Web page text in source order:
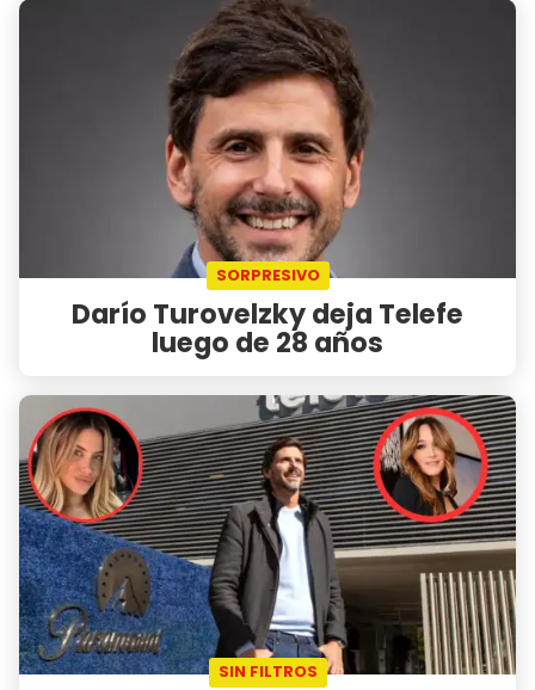
SORPRESIVO
Darío Turovelzky deja Telefe
luego de 28 años
SIN FILTROS